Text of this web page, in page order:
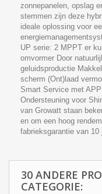
zonnepanelen, opslag
stemmen zijn deze
ideale oplossing voor
UP serie: 2 MPPT er
omvormer Door
geluidsproductie
scherm (Ont)laad
Smart Service met
Ondersteuning voor
van Growatt staan
en om een hoog
fabrieksgarantie van 10
30 ANDERE
CATEGORIE: